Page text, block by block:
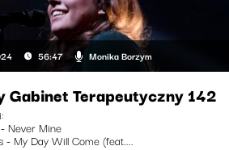
56:47 Monika Borzym
Gabinet Terapeutyczny 142
Never Mine
- My Day Will Come (feat....